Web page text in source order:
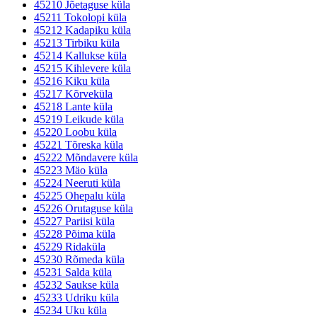
45210 Jõetaguse küla
45211 Tokolopi küla
45212 Kadapiku küla
45213 Tirbiku küla
45214 Kallukse küla
45215 Kihlevere küla
45216 Kiku küla
45217 Kõrveküla
45218 Lante küla
45219 Leikude küla
45220 Loobu küla
45221 Tõreska küla
45222 Mõndavere küla
45223 Mäo küla
45224 Neeruti küla
45225 Ohepalu küla
45226 Orutaguse küla
45227 Pariisi küla
45228 Põima küla
45229 Ridaküla
45230 Rõmeda küla
45231 Salda küla
45232 Saukse küla
45233 Udriku küla
45234 Uku küla